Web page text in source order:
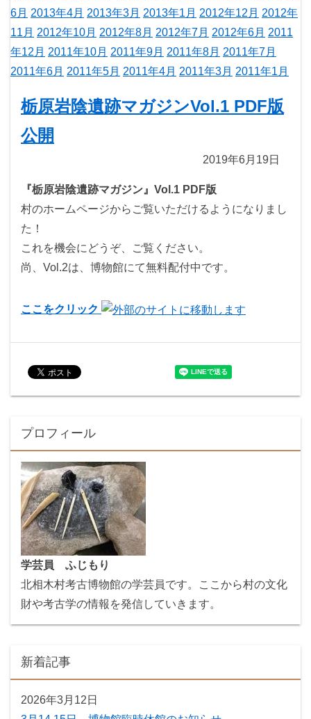
6月 2013年4月 2013年3月 2013年1月 2012年12月 2012年
11月 2012年10月 2012年8月 2012年7月 2012年6月 2011
年12月 2011年10月 2011年9月 2011年8月 2011年7月
2011年6月 2011年5月 2011年4月 2011年3月 2011年1月
栃原岩陰遺跡マガジンVol.1 PDF版
公開
2019年6月19日
『栃原岩陰遺跡マガジン』Vol.1 PDF版
村のホームページからご覧いただけるようになりまし
た！
これを機会にどうぞ、ご覧ください。
尚、Vol.2は、博物館にて無料配付中です。
ここをクリック
プロフィール
学芸員 ふじもり
北相木村考古博物館の学芸員です。ここから村の文化
財や考古学の情報を発信していきます。
新着記事
2026年3月12日